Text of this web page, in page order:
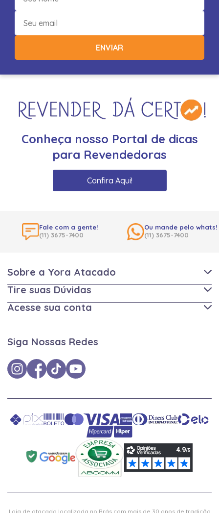
ENVIAR
Conheça nosso Portal de dicas
para Revendedoras
Confira Aqui!
Fale com a gente!
(11) 3675-7400
Ou mande pelo whats!
(11) 3675-7400
Sobre a Yora Atacado
Tire suas Dúvidas
Acesse sua conta
Siga Nossas Redes
Loja de atacado localizada no Brás com mais de 30 anos de tradição